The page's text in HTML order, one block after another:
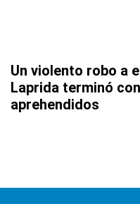
Un violento robo a
Laprida terminó
aprehendidos